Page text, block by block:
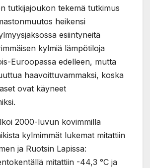
tutkijajoukon tekemä tutkimus
heikensi
esiintyneitä
kylmiä lämpötiloja
Euroopassa edelleen, mutta
haavoittuvammaksi, koska
ovat käyneet
2000-luvun kovimmilla
kylmimmät lukemat mitattiin
ja Ruotsin Lapissa:
mitattiin -44,3 °C ja